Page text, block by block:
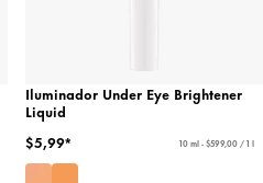
Iluminador Under Eye Brightener
Liquid
$5,99*
10 ml - $599,00 / 1 l